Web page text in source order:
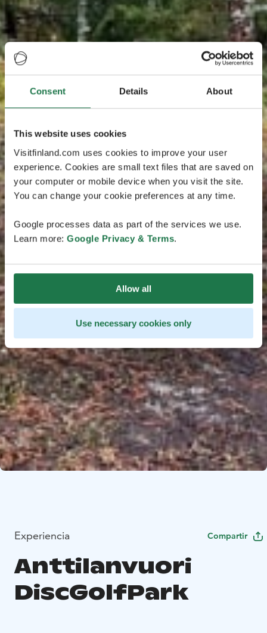
Consent Details About
This website uses cookies
Visitfinland.com uses cookies to improve your user
experience. Cookies are small text files that are saved on
your computer or mobile device when you visit the site.
You can change your cookie preferences at any time.
Google processes data as part of the services we use.
Learn more: Google Privacy & Terms.
Allow all
Use necessary cookies only
Experiencia Compartir
Anttilanvuori
DiscGolfPark